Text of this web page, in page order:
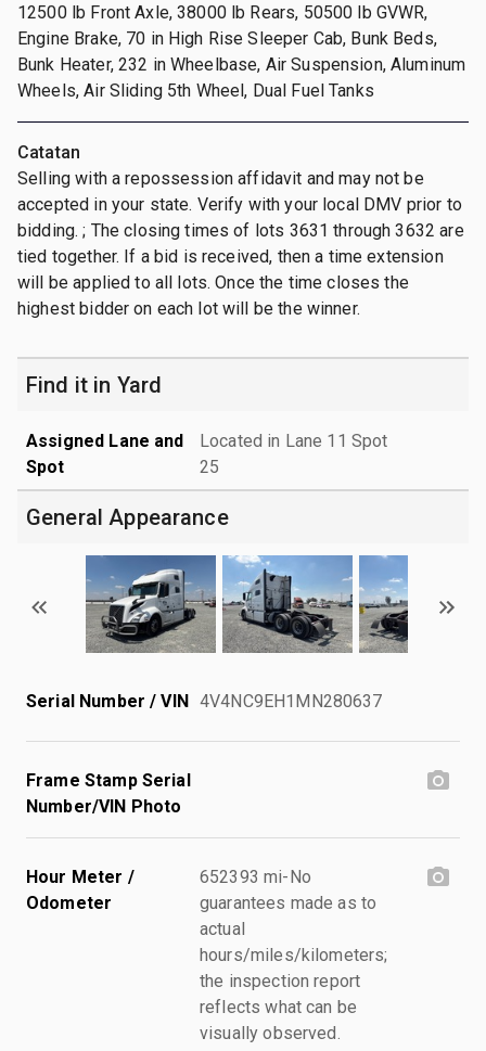
12500 lb Front Axle, 38000 lb Rears, 50500 lb GVWR,
Engine Brake, 70 in High Rise Sleeper Cab, Bunk Beds,
Bunk Heater, 232 in Wheelbase, Air Suspension, Aluminum
Wheels, Air Sliding 5th Wheel, Dual Fuel Tanks
Catatan
Selling with a repossession affidavit and may not be
accepted in your state. Verify with your local DMV prior to
bidding. ; The closing times of lots 3631 through 3632 are
tied together. If a bid is received, then a time extension
will be applied to all lots. Once the time closes the
highest bidder on each lot will be the winner.
Find it in Yard
Assigned Lane and
Spot
Located in Lane 11 Spot
25
General Appearance
Serial Number / VIN 4V4NC9EH1MN280637
Frame Stamp Serial
Number/VIN Photo
Hour Meter /
Odometer
652393 mi-No
guarantees made as to
actual
hours/miles/kilometers;
the inspection report
reflects what can be
visually observed.